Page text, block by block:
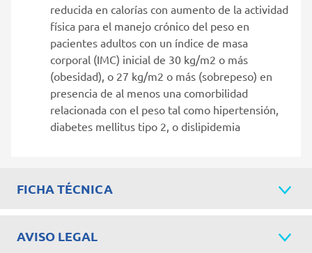
reducida en calorías con aumento de la actividad
física para el manejo crónico del peso en
pacientes adultos con un índice de masa
corporal (IMC) inicial de 30 kg/m2 o más
(obesidad), o 27 kg/m2 o más (sobrepeso) en
presencia de al menos una comorbilidad
relacionada con el peso tal como hipertensión,
diabetes mellitus tipo 2, o dislipidemia
FICHA TÉCNICA
AVISO LEGAL